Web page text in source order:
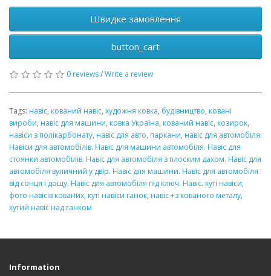
Швидке замовлення
button_cart
0 reviews/Write a review
Tags: навіс, кований навіс, художня ковка, будівництво, ковані
вироби, навіс для машини, ковка Україна, кований навіс, козирок,
навіси з полікарбонату, навіс для авто, паркани, навіс для автомобіля.
Навіси для автомобілів. Навіс для машини автомобіля. Навіс для
стоянки автомобілів. Навіс для автомобіля з плоским дахом. Навіс для
автомобіля вуличний у двір. Навіс для машини. Навіс для автомобіля
від сонця і дощу. Навіс для автомобіля під ключ. Навіс. куті навіси,
фото навісів кованих, куті навіси ганок, навіс +з кованого металу,
кутий навіс над ганком
Information